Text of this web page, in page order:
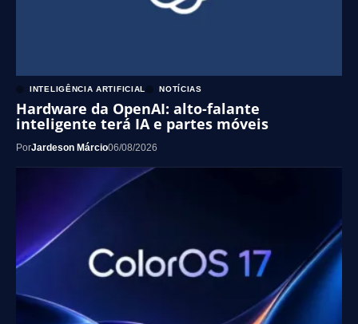
INTELIGÊNCIA ARTIFICIAL NOTÍCIAS
Hardware da OpenAI: alto-falante
inteligente terá IA e partes móveis
PorJardeson Márcio06/08/2026